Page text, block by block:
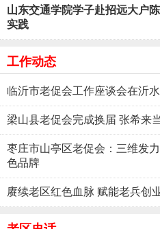
山东交通学院学子赴招远大户
实践
工作动态
临沂市老促会工作座谈会在沂
梁山县老促会完成换届 张希来
枣庄市山亭区老促会：三维发
色品牌
赓续老区红色血脉 赋能老兵创